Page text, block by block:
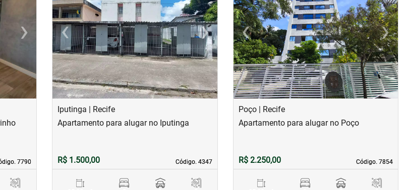
›
Next
7790
7790
‹Previous ›Next
Iputinga | Recife
Código. 4347
Código. 4347
Apartamento para alugar no Iputinga
R$ 1.500,00
‹Previous ›Next
Poço | Recife
Código. 7854
Código. 7854
Apartamento para alugar no Poço
R$ 2.250,00